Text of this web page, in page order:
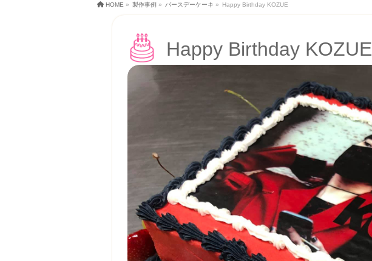
HOME » 製作事例 » バースデーケーキ » Happy Birthday KOZUE
Happy Birthday KOZUE